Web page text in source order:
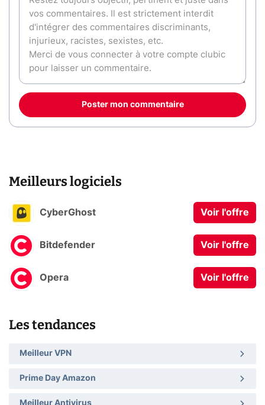
Poster mon commentaire
Meilleurs logiciels
CyberGhost Voir l'offre
Bitdefender Voir l'offre
Opera Voir l'offre
Les tendances
Meilleur VPN
Prime Day Amazon